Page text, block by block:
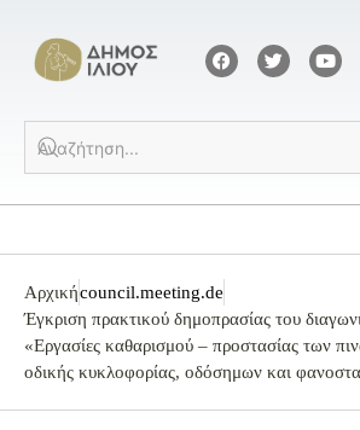
Αρχικήcouncil.meeting.de
Έγκριση πρακτικού δημοπρασίας του
«Εργασίες καθαρισμού – προστασίας των
οδικής κυκλοφορίας, οδόσημων και